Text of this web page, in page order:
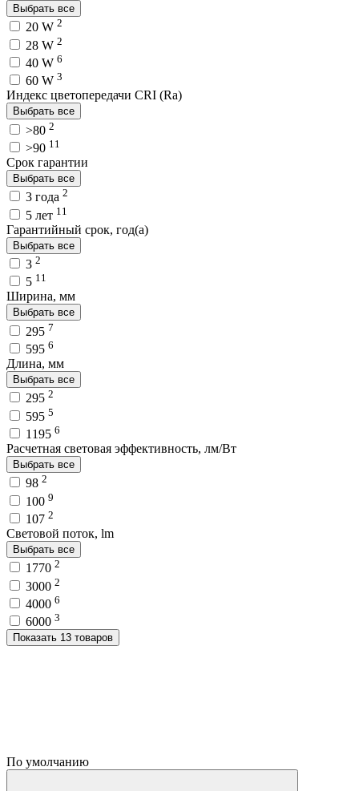
Выбрать все
20 W 2
28 W 2
40 W 6
60 W 3
Индекс цветопередачи CRI (Ra)
Выбрать все
>80 2
>90 11
Срок гарантии
Выбрать все
3 года 2
5 лет 11
Гарантийный срок, год(а)
Выбрать все
3 2
5 11
Ширина, мм
Выбрать все
295 7
595 6
Длина, мм
Выбрать все
295 2
595 5
1195 6
Расчетная световая эффективность, лм/Вт
Выбрать все
98 2
100 9
107 2
Световой поток, lm
Выбрать все
1770 2
3000 2
4000 6
6000 3
Показать 13 товаров
По умолчанию